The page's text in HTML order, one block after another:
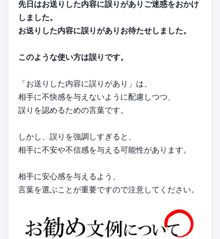
先日はお送りした内容に誤りがありご迷惑をおかけ
しました。
お送りした内容に誤りがありお待たせしました。
このような使い方は誤りです。
「お送りした内容に誤りがあり」は、
相手に不快感を与えないように配慮しつつ、
誤りを認めるための言葉です。
しかし、誤りを強調しすぎると、
相手に不安や不信感を与える可能性があります。
相手に安心感を与えるよう、
言葉を選ぶことが重要ですので注意してください。